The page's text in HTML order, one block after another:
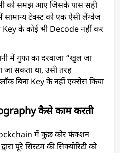
को समझ आए जिसके पास सही
सामान्य टेक्स्ट को एक ऐसी लैंग्वेज
Key के कोई भी Decode नहीं कर
में गुफा का दरवाजा “खुल जा
जा सकता था, उसी तरह
बिना Key के नहीं एक्सेस किया
कैसे काम करती
में कुछ कोर फंक्शन
पूरे सिस्टम की सिक्योरिटी को